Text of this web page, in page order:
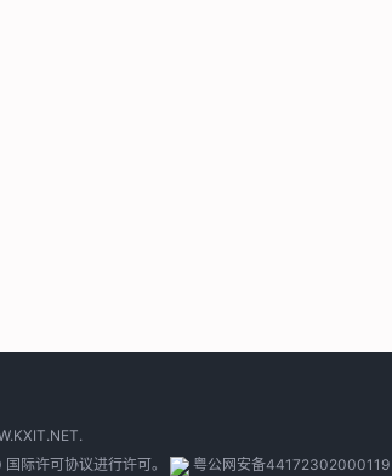
.
际许可协议进行许可。 粤公网安备44172302000119